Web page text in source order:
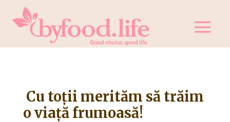
Cu toţii merităm să trăim
o viaţă frumoasă!